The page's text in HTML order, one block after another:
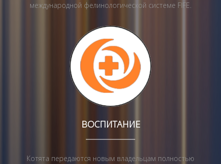
международной фелинологической системе FIFE.
ВОСПИТАНИЕ
Котята передаются новым владельцам полностью